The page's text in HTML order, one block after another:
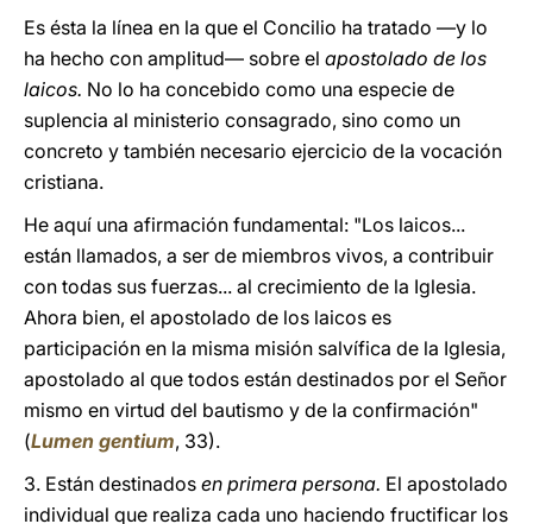
Es ésta la línea en la que el Concilio ha tratado ―y lo
ha hecho con amplitud― sobre el apostolado de los
laicos. No lo ha concebido como una especie de
suplencia al ministerio consagrado, sino como un
concreto y también necesario ejercicio de la vocación
cristiana.
He aquí una afirmación fundamental: "Los laicos...
están llamados, a ser de miembros vivos, a contribuir
con todas sus fuerzas... al crecimiento de la Iglesia.
Ahora bien, el apostolado de los laicos es
participación en la misma misión salvífica de la Iglesia,
apostolado al que todos están destinados por el Señor
mismo en virtud del bautismo y de la confirmación"
(Lumen gentium, 33).
3. Están destinados en primera persona. El apostolado
individual que realiza cada uno haciendo fructificar los